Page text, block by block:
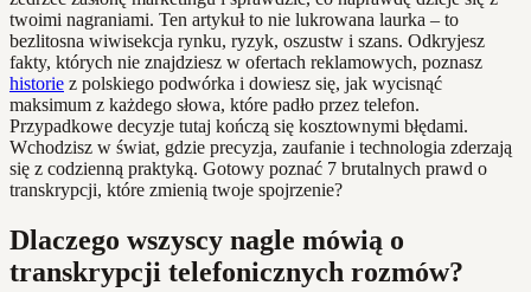
twoimi nagraniami. Ten artykuł to nie lukrowana laurka – to
bezlitosna wiwisekcja rynku, ryzyk, oszustw i szans. Odkryjesz
fakty, których nie znajdziesz w ofertach reklamowych, poznasz
historie z polskiego podwórka i dowiesz się, jak wycisnąć
maksimum z każdego słowa, które padło przez telefon.
Przypadkowe decyzje tutaj kończą się kosztownymi błędami.
Wchodzisz w świat, gdzie precyzja, zaufanie i technologia zderzają
się z codzienną praktyką. Gotowy poznać 7 brutalnych prawd o
transkrypcji, które zmienią twoje spojrzenie?
Dlaczego wszyscy nagle mówią o
transkrypcji telefonicznych rozmów?